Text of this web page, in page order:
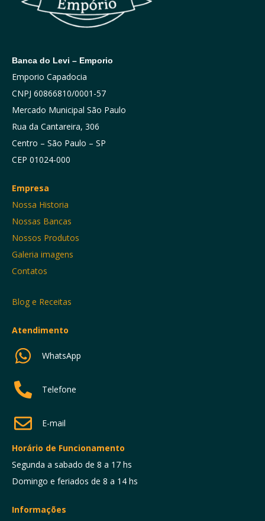
Banca do Levi – Emporio
Emporio Capadocia
CNPJ 60866810/0001-57
Mercado Municipal São Paulo
Rua da Cantareira, 306
Centro – São Paulo – SP
CEP 01024-000
Empresa
Nossa Historia
Nossas Bancas
Nossos Produtos
Galeria imagens
Contatos
Blog e Receitas
Atendimento
WhatsApp
Telefone
E-mail
Horário de Funcionamento
Segunda a sabado de 8 a 17 hs
Domingo e feriados de 8 a 14 hs
Informações